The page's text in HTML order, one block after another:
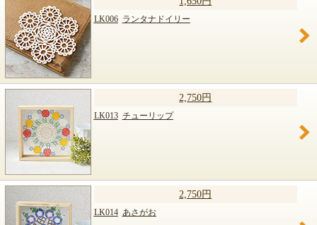
LK006 ランタナドイリー
2,750円
LK013 チューリップ
2,750円
LK014 あさがお